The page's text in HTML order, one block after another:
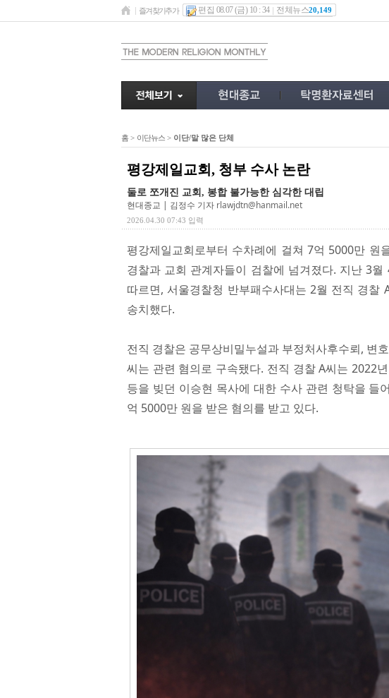
즐겨찾기추가 편집 08.07 (금) 10 : 34 전체뉴스20,149
홈 > 이단뉴스 > 이단/말 많은 단체
평강제일교회, 청부 수사 논란
둘로 쪼개진 교회, 봉합 불가능한 심각한 대립
현대종교 | 김정수 기자 rlawjdtn@hanmail.net
2026.04.30 07:43 입력
평강제일교회로부터 수차례에 걸쳐 7억 5000만 원
경찰과 교회 관계자들이 검찰에 넘겨졌다. 지난 3
따르면, 서울경찰청 반부패수사대는 2월 전직 경
송치했다.
전직 경찰은 공무상비밀누설과 부정처사후수뢰, 변
씨는 관련 혐의로 구속됐다. 전직 경찰 A씨는 2022
등을 빚던 이승현 목사에 대한 수사 관련 청탁을 들
억 5000만 원을 받은 혐의를 받고 있다.